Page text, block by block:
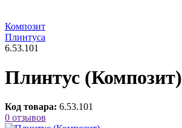
Композит
Плинтуса
6.53.101
Плинтус (Композит)
Код товара: 6.53.101
0 отзывов